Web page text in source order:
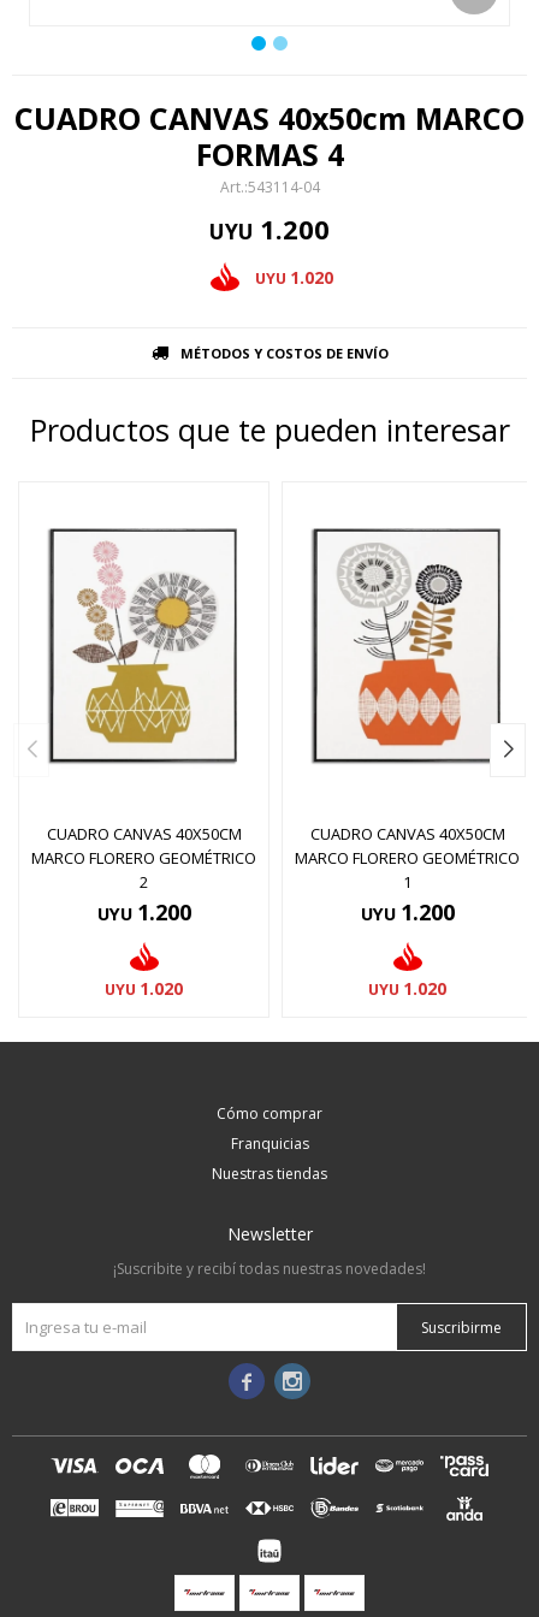
CUADRO CANVAS 40x50cm MARCO
FORMAS 4
543114-04
UYU 1.200
UYU 1.020
MÉTODOS Y COSTOS DE ENVÍO
Productos que te pueden interesar
CUADRO CANVAS 40X50CM
MARCO FLORERO GEOMÉTRICO
2
UYU 1.200
UYU 1.020
CUADRO CANVAS 40X50CM
MARCO FLORERO GEOMÉTRICO
1
UYU 1.200
UYU 1.020
Cómo comprar
Franquicias
Nuestras tiendas
Newsletter
¡Suscribite y recibí todas nuestras novedades!
Suscribirme
 